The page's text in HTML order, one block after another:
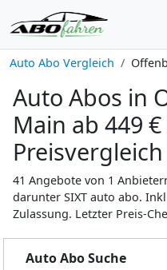
Auto Abo Vergleich
Auto Abos in
Main ab 449
Preisvergleich
41 Angebote von 1
darunter SIXT auto abo.
Zulassung. Letzter Preis-
Auto Abo Suche